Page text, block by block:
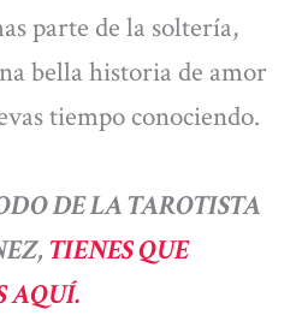
parte de la soltería,
bella historia de amor
tiempo conociendo.
DE LA TAROTISTA
TIENES QUE
AQUÍ.